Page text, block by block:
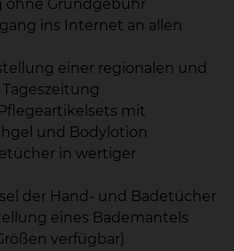
ohne Grundgebühr
ins Internet an allen
einer regionalen und
mit
und Bodylotion
in wertiger
der Hand- und Badetücher
eines Bademantels
verfügbar)